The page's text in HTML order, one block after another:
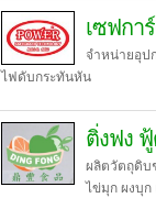
เซฟกา
จำหน่ายอุป
ไฟดับกระทันหัน
ติ่งฟง
ผลิตวัตถุดิบ
ไข่มุก ผงบุ